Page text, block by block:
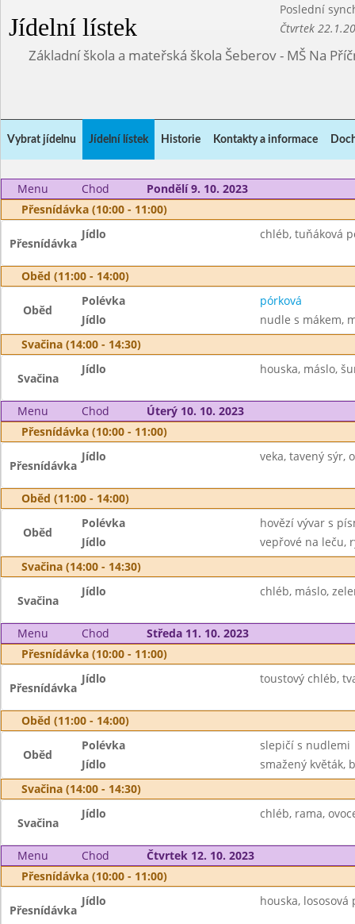
Jídelní lístek
Poslední
Čtvrtek
Základní škola a mateřská škola Šeberov - MŠ Na
Vybrat jídelnu Jídelní lístek Historie Kontakty a informace
Menu Chod
Pondělí 9. 10. 2023
Přesnídávka (10:00 - 11:00)
Přesnídávka
Jídlo chléb, tuňáková
Oběd (11:00 - 14:00)
Oběd
Polévka
pórková
Jídlo
nudle s mákem,
Svačina (14:00 - 14:30)
Svačina
Jídlo houska, máslo,
Menu Chod
Úterý 10. 10. 2023
Přesnídávka (10:00 - 11:00)
Přesnídávka
Jídlo veka, tavený sýr,
Oběd (11:00 - 14:00)
Oběd
Polévka
hovězí vývar s
Jídlo
vepřové na leču,
Svačina (14:00 - 14:30)
Svačina
Jídlo chléb, máslo,
Menu Chod
Středa 11. 10. 2023
Přesnídávka (10:00 - 11:00)
Přesnídávka
Jídlo toustový chléb,
Oběd (11:00 - 14:00)
Oběd
Polévka
slepičí s nudlemi
Jídlo
smažený květák,
Svačina (14:00 - 14:30)
Svačina
Jídlo chléb, rama,
Menu Chod
Čtvrtek 12. 10. 2023
Přesnídávka (10:00 - 11:00)
Přesnídávka
Jídlo houska, lososová